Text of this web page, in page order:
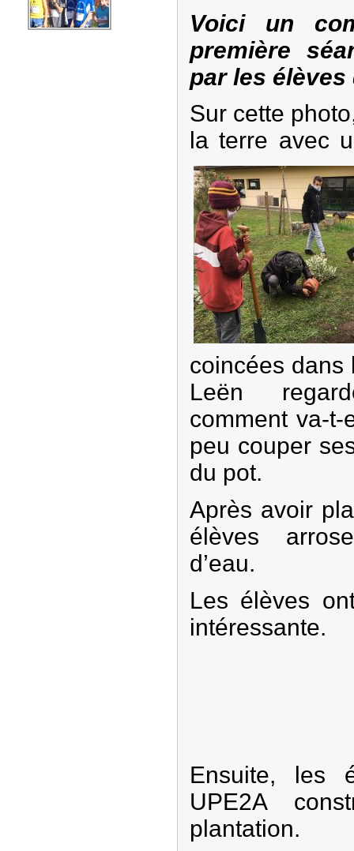
Voici un
première
par les élèves
Sur cette
la terre avec
coincées dans
Leën
comment va-
peu couper
du pot.
Après avoir
élèves
d’eau.
Les élèves
intéressante.
Ensuite, les
UPE2A
plantation.